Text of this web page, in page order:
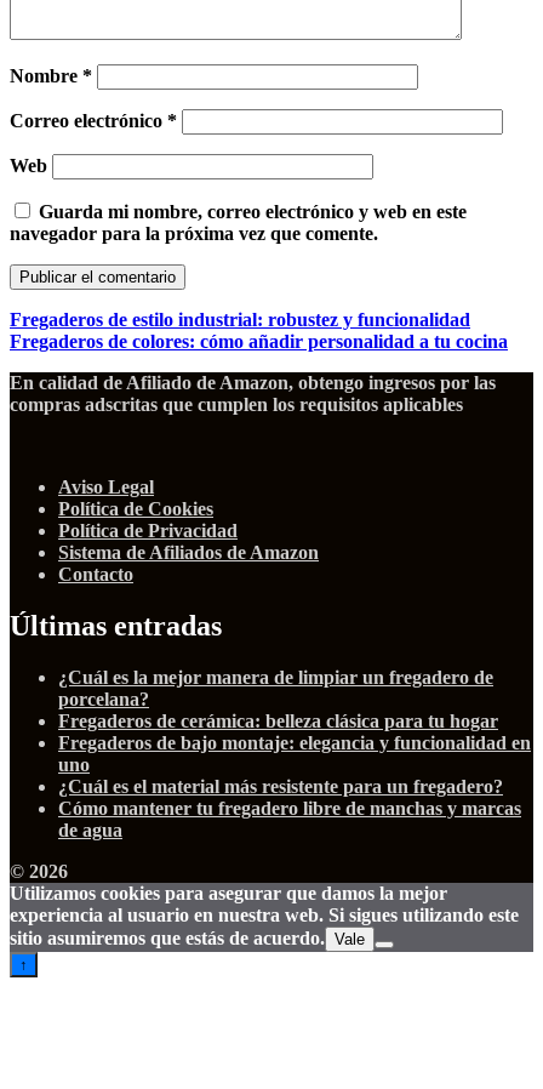
Nombre *
Correo electrónico *
Web
Guarda mi nombre, correo electrónico y web en este
navegador para la próxima vez que comente.
Fregaderos de estilo industrial: robustez y funcionalidad
Fregaderos de colores: cómo añadir personalidad a tu cocina
En calidad de Afiliado de Amazon, obtengo ingresos por las
compras adscritas que cumplen los requisitos aplicables
Aviso Legal
Política de Cookies
Política de Privacidad
Sistema de Afiliados de Amazon
Contacto
Últimas entradas
¿Cuál es la mejor manera de limpiar un fregadero de
porcelana?
Fregaderos de cerámica: belleza clásica para tu hogar
Fregaderos de bajo montaje: elegancia y funcionalidad en
uno
¿Cuál es el material más resistente para un fregadero?
Cómo mantener tu fregadero libre de manchas y marcas
de agua
© 2026
Utilizamos cookies para asegurar que damos la mejor
experiencia al usuario en nuestra web. Si sigues utilizando este
sitio asumiremos que estás de acuerdo. Vale
↑